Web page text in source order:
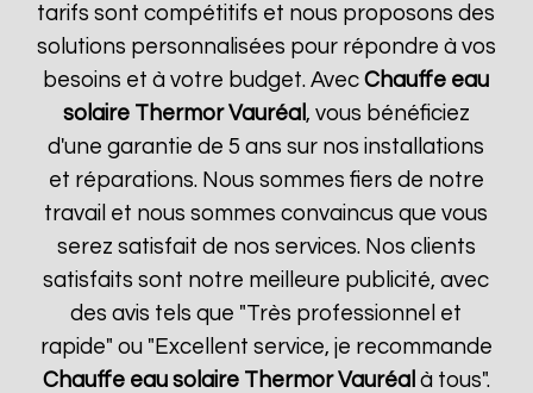
tarifs sont compétitifs et nous proposons des
solutions personnalisées pour répondre à vos
besoins et à votre budget. AvecChauffe eau
solaire Thermor Vauréal , vous bénéficiez
d'une garantie de 5 ans sur nos installations
et réparations. Nous sommes fiers de notre
travail et nous sommes convaincus que vous
serez satisfait de nos services. Nos clients
satisfaits sont notre meilleure publicité, avec
des avis tels que "Très professionnel et
rapide" ou "Excellent service, je recommande
Chauffe eau solaire Thermor Vauréal à tous".